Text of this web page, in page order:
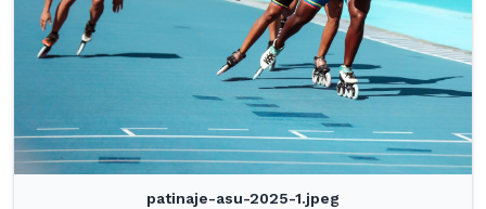
patinaje-asu-2025-1.jpeg